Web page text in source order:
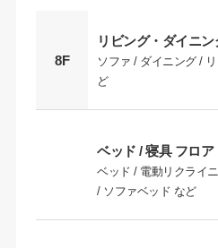
8F
リビング・ダイニ
ソファ / ダイニング /
ど
ベッド / 寝具 フロア
ベッド / 電動リクライ
/ ソファベッド など